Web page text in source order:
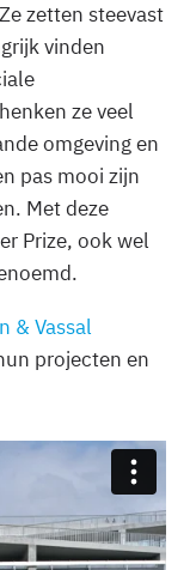
zetten steevast
vinden
ze veel
omgeving en
pas mooi zijn
Met deze
Prize, ook wel
& Vassal
projecten en